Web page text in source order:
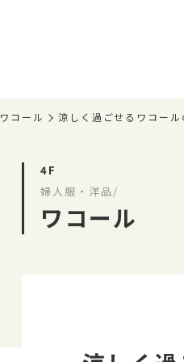
ワコール 涼しく過ごせるワコー
4F
婦人服・洋品/
ワコール